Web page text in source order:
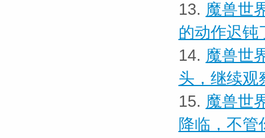
13. 魔兽世
的动作迟钝
14. 魔兽世
头，继续观
15. 魔兽世
降临，不管